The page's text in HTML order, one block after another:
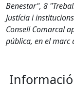
Benestar", 8
Justícia i
Consell Comarcal
pública, en el marc